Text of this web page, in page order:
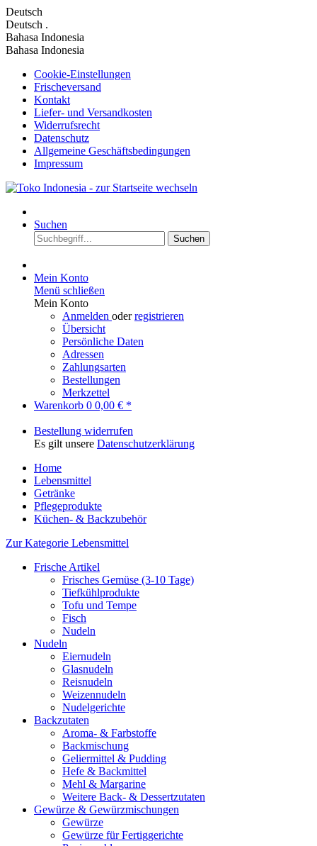
Deutsch
Deutsch .
Bahasa Indonesia
Bahasa Indonesia
Cookie-Einstellungen
Frischeversand
Kontakt
Liefer- und Versandkosten
Widerrufsrecht
Datenschutz
Allgemeine Geschäftsbedingungen
Impressum
Suchen
Suchen
Mein Konto
Menü schließen
Mein Konto
Anmelden oderregistrieren
Übersicht
Persönliche Daten
Adressen
Zahlungsarten
Bestellungen
Merkzettel
Warenkorb 0 0,00 € *
Bestellung widerrufen
Es gilt unsere Datenschutzerklärung
Home
Lebensmittel
Getränke
Pflegeprodukte
Küchen- & Backzubehör
Zur Kategorie Lebensmittel
Frische Artikel
Frisches Gemüse (3-10 Tage)
Tiefkühlprodukte
Tofu und Tempe
Fisch
Nudeln
Nudeln
Eiernudeln
Glasnudeln
Reisnudeln
Weizennudeln
Nudelgerichte
Backzutaten
Aroma- & Farbstoffe
Backmischung
Geliermittel & Pudding
Hefe & Backmittel
Mehl & Margarine
Weitere Back- & Dessertzutaten
Gewürze & Gewürzmischungen
Gewürze
Gewürze für Fertiggerichte